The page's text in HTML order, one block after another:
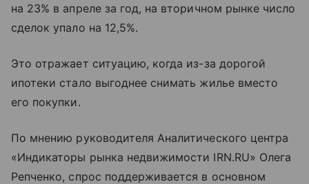
на 23% в апреле за год, на вторичном рынке число
сделок упало на 12,5%.
Это отражает ситуацию, когда из-за дорогой
ипотеки стало выгоднее снимать жилье вместо
его покупки.
По мнению руководителя Аналитического центра
«Индикаторы рынка недвижимости IRN.RU» Олега
Репченко, спрос поддерживается в основном